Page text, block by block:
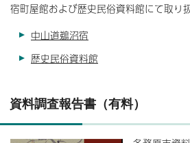
宿町屋館および歴史民俗資料館にて取り
中山道鵜沼宿
歴史民俗資料館
資料調査報告書（有料）